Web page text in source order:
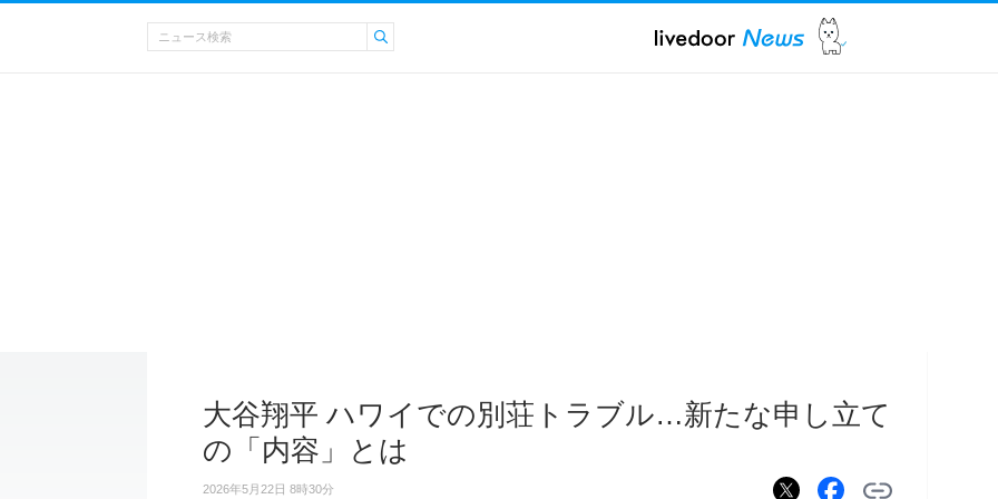
大谷翔平 ハワイでの別荘トラブル…新たな申し立て
の「内容」とは
2026年5月22日 8時30分